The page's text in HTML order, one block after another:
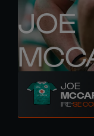
JOE
JOE
IRE